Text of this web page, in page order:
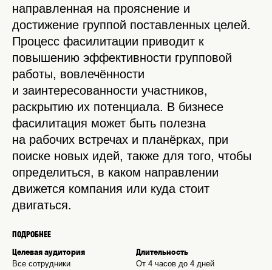
направленная на прояснение и
достижение группой поставленных целей.
Процесс фасилитации приводит к
повышению эффективности групповой
работы, вовлечённости
и заинтересованности участников,
раскрытию их потенциала. В бизнесе
фасилитация может быть полезна
на рабочих встречах и планёрках, при
поиске новых идей, также для того, чтобы
определиться, в каком направлении
движется компания или куда стоит
двигаться.
ПОДРОБНЕЕ
Целевая аудитория
Все сотрудники
Длительность
От 4 часов до 4 дней